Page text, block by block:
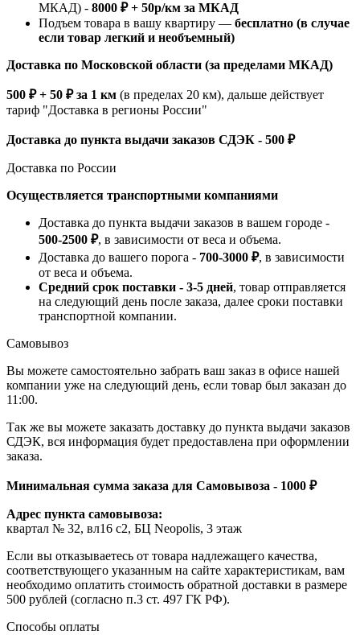
МКАД) - 8000 ₽ + 50р/км за МКАД
Подъем товара в вашу квартиру — бесплатно (в случае
если товар легкий и необъемный)
Доставка по Московской области (за пределами МКАД)
500 ₽ + 50 ₽ за 1 км (в пределах 20 км), дальше действует
тариф "Доставка в регионы России"
Доставка до пункта выдачи заказов СДЭК - 500 ₽
Доставка по России
Осуществляется транспортными компаниями
Доставка до пункта выдачи заказов в вашем городе -
500-2500 ₽, в зависимости от веса и объема.
Доставка до вашего порога - 700-3000 ₽, в зависимости
от веса и объема.
Средний срок поставки - 3-5 дней, товар отправляется
на следующий день после заказа, далее сроки поставки
транспортной компании.
Самовывоз
Вы можете самостоятельно забрать ваш заказ в офисе нашей
компании уже на следующий день, если товар был заказан до
11:00.
Так же вы можете заказать доставку до пункта выдачи заказов
СДЭК, вся информация будет предоставлена при оформлении
заказа.
Минимальная сумма заказа для Самовывоза - 1000 ₽
Адрес пункта самовывоза:
квартал № 32, вл16 с2, БЦ Neopolis, 3 этаж
Если вы отказываетесь от товара надлежащего качества,
соответствующего указанным на сайте характеристикам, вам
необходимо оплатить стоимость обратной доставки в размере
500 рублей (согласно п.3 ст. 497 ГК РФ).
Способы оплаты